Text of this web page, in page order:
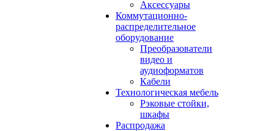
Аксессуары
Коммутационно-
распределительное
оборудование
Преобразователи
видео и
аудиоформатов
Кабели
Технологическая мебель
Рэковые стойки,
шкафы
Распродажа